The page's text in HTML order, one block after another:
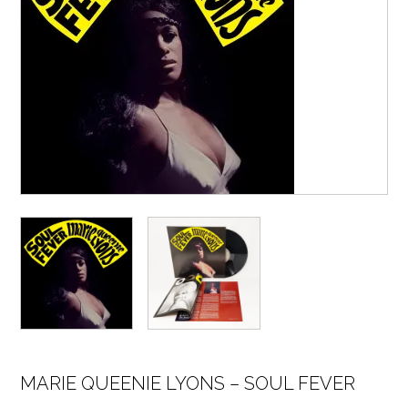
MARIE QUEENIE LYONS – SOUL FEVER